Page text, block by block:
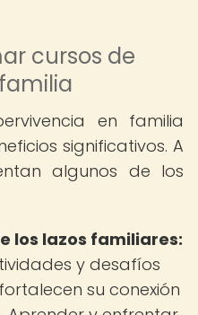
cursos de
en familia
significativos. A
algunos de los
los lazos familiares:
y desafíos
su conexión